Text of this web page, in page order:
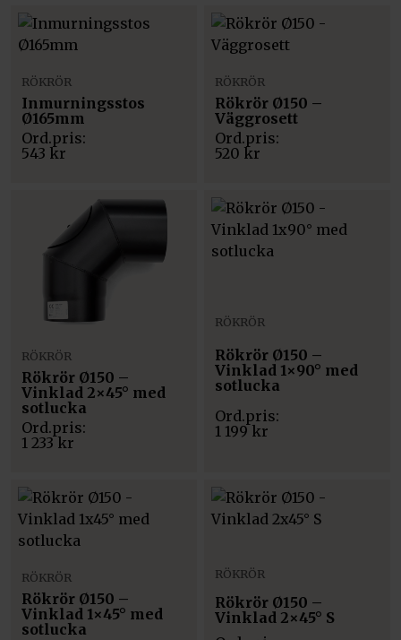
RÖKRÖR
Inmurningsstos
Ø165mm
543 kr
RÖKRÖR
Rökrör Ø150 –
Väggrosett
520 kr
RÖKRÖR
Rökrör Ø150 –
Vinklad 2×45° med
sotlucka
1 233kr
RÖKRÖR
Rökrör Ø150 –
Vinklad 1×90° med
sotlucka
1 199 kr
RÖKRÖR
Rökrör Ø150 –
Vinklad 1×45° med
sotlucka
RÖKRÖR
Rökrör Ø150 –
Vinklad 2×45° S